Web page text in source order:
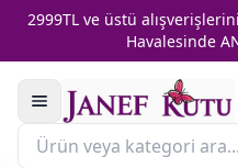
2999TL ve üstü
Havalesinde